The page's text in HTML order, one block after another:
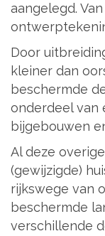
aangelegd.
Door
kleiner dan
beschermde
onderdeel van
bijgebouwen
Al deze
(gewijzigde)
rijkswege van
beschermde
verschillende